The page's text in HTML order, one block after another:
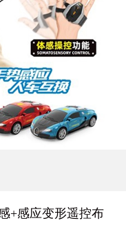
+感应变形遥控布